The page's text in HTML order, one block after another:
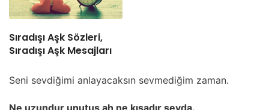
Sıradışı Aşk Sözleri,
Sıradışı Aşk Mesajları
Seni sevdiğimi anlayacaksın sevmediğim zaman.
Ne uzundur unutuş ah ne kısadır sevda.